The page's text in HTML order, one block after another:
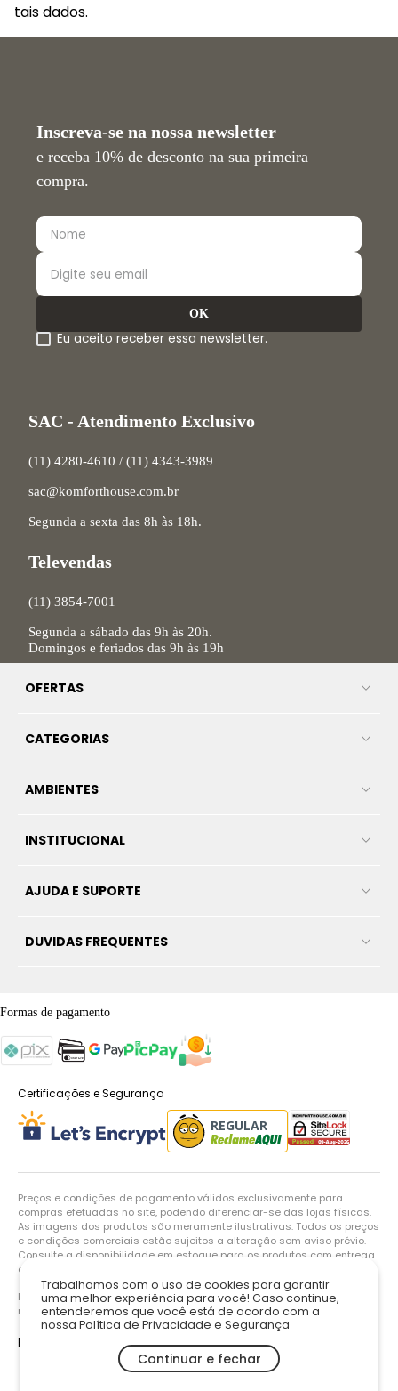
Trabalhamos com o uso de cookies para garantir
uma melhor experiência para você! Caso continue,
entenderemos que você está de acordo com a
nossaPolítica de Privacidade e Segurança
Continuar e fechar
tais dados.
Inscreva-se na nossa newsletter
e receba 10% de desconto na sua primeira
compra.
Eu aceito receber essa newsletter.
SAC - Atendimento Exclusivo
(11) 4280-4610 / (11) 4343-3989
sac@komforthouse.com.br
Segunda a sexta das 8h às 18h.
Televendas
(11) 3854-7001
Segunda a sábado das 9h às 20h.
Domingos e feriados das 9h às 19h
OFERTAS
CATEGORIAS
AMBIENTES
INSTITUCIONAL
AJUDA E SUPORTE
DUVIDAS FREQUENTES
Formas de pagamento
Certificações e Segurança
Preços e condições de pagamento válidos exclusivamente para
compras efetuadas no site, podendo diferenciar-se das lojas físicas.
As imagens dos produtos são meramente ilustrativas. Todos os preços
e condições comerciais estão sujeitos a alteração sem aviso prévio.
Consulte a disponibilidade em estoque para os produtos com entrega
até 48h.
Komfort House Sofás LTDA. | 38.046.549/0001-90 | Todos os direitos
reservados. Copyright© 2024
Powered by